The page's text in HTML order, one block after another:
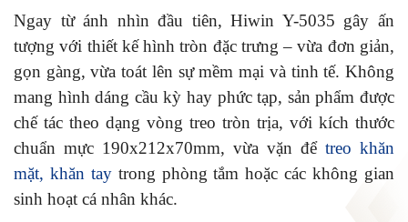
Ngay từ ánh nhìn đầu tiên, Hiwin Y-5035 gây ấn
tượng với thiết kế hình tròn đặc trưng – vừa đơn giản,
gọn gàng, vừa toát lên sự mềm mại và tinh tế. Không
mang hình dáng cầu kỳ hay phức tạp, sản phẩm được
chế tác theo dạng vòng treo tròn trịa, với kích thước
chuẩn mực 190x212x70mm, vừa vặn để treo khăn
mặt, khăn taytrong phòng tắm hoặc các không gian
sinh hoạt cá nhân khác.